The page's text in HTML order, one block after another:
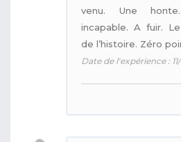
venu. Une
incapable. A fuir.
de l’histoire. Zéro
Date de l'expérience :